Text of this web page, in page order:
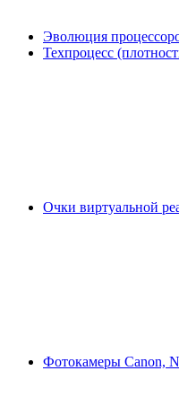
Эволюция
Техпроцесс
Очки виртуальной
Фотокамеры Canon,